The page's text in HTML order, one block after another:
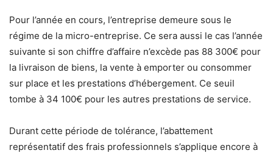
Pour l’année en cours, l’entreprise demeure sous le
régime de la micro-entreprise. Ce sera aussi le cas l’année
suivante si son chiffre d’affaire n’excède pas 88 300€ pour
la livraison de biens, la vente à emporter ou consommer
sur place et les prestations d’hébergement. Ce seuil
tombe à 34 100€ pour les autres prestations de service.
Durant cette période de tolérance, l’abattement
représentatif des frais professionnels s’applique encore à